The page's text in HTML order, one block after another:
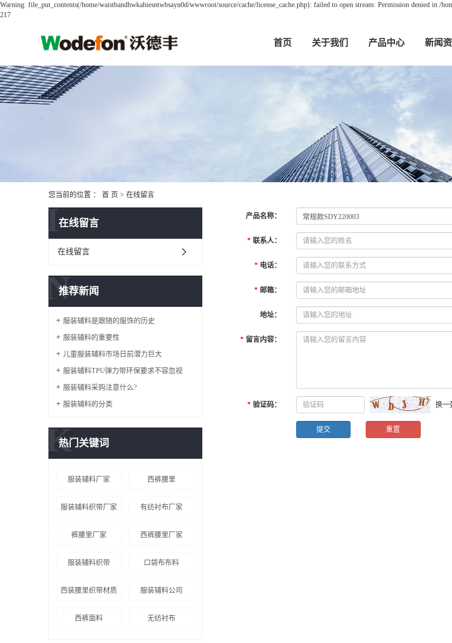
Warning: file_put_contents(/home/waistbandhwkahiesntwbsayn0d/wwwroot/source/cache/license_cache.php): failed to open stream: Permission denied in /
217
首页 关于我们 产品中心 新闻
您当前的位置 ： 首 页 > 在线留言
在线留言
I
在线留言
推荐新闻
N
服装辅料是跟随的服饰的历史
服装辅料的重要性
儿童服装辅料市场日前潜力巨大
服装辅料TPU弹力带环保要求不容忽视
服装辅料采购注意什么?
服装辅料的分类
热门关键词
K
服装辅料厂家 西裤腰里
服装辅料织带厂家 有纺衬布厂家
裤腰里厂家 西裤腰里厂家
服装辅料织带 口袋布布料
西装腰里织带材质 服装辅料公司
西裤面料 无纺衬布
产品名称：
* 联系人：
* 电话：
* 邮箱：
地址：
* 留言内容：
* 验证码： 换一